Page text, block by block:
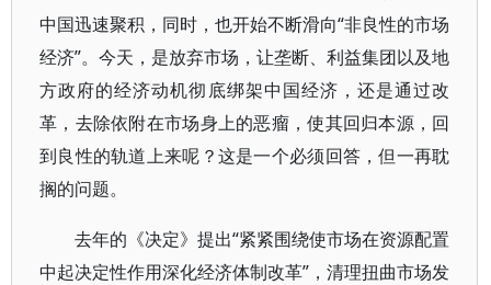
中国迅速聚积，同时，也开始不断滑向“非良性的市场
经济”。今天，是放弃市场，让垄断、利益集团以及地
方政府的经济动机彻底绑架中国经济，还是通过改
革，去除依附在市场身上的恶瘤，使其回归本源，回
到良性的轨道上来呢？这是一个必须回答，但一再耽
搁的问题。
去年的《决定》提出“紧紧围绕使市场在资源配置
中起决定性作用深化经济体制改革”，清理扭曲市场发